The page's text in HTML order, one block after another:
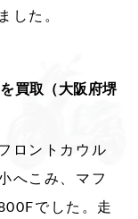
した。
買取（大阪府堺
ロントカウル
へこみ、マフ
でした。走